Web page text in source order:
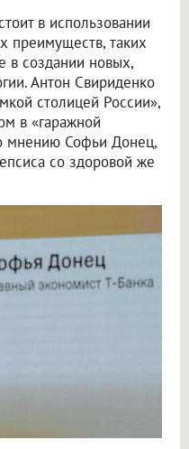
в использовании
преимуществ, таких
в создании новых,
Антон Свириденко
столицей России»,
в «гаражной
мнению Софьи Донец,
со здоровой же